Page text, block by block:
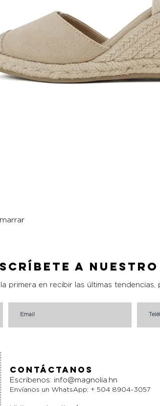
a
la primera en recibir las últimas tendencias,
Contáctanos
Escribenos: info@magnolia.hn
Envíanos un WhatsApp: + 504 8904-3057